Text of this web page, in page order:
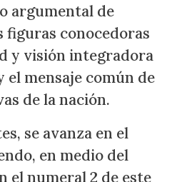
argumental de
conocedoras
y visión integradora
el mensaje común de
de la nación.
se avanza en el
en medio del
el numeral 2 de este